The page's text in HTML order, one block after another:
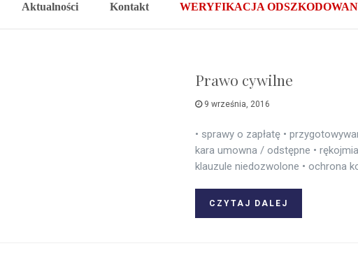
Aktualności Kontakt WERYFIKACJA
Prawo cywilne
9 września, 2016
• sprawy o zapłatę •
kara umowna / odstępne •
klauzule niedozwolone • ochrona
CZYTAJ DALEJ